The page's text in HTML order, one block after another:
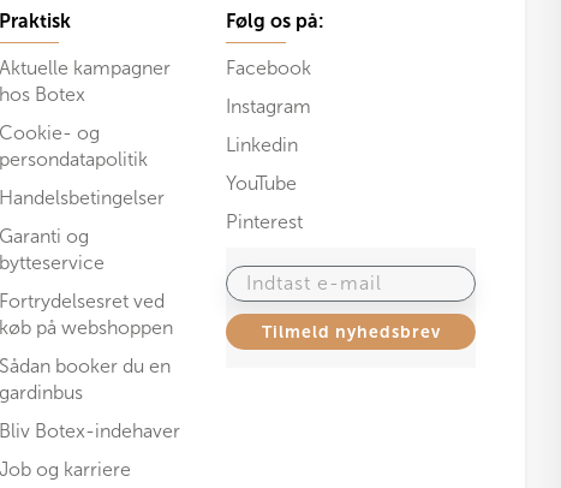
Praktisk
Aktuelle kampagner
hos Botex
Cookie- og
persondatapolitik
Handelsbetingelser
Garanti og
bytteservice
Fortrydelsesret ved
køb på webshoppen
Sådan booker du en
gardinbus
Bliv Botex-indehaver
Job og karriere
Følg os på:
Facebook
Instagram
Linkedin
YouTube
Pinterest
Indtast e-mail
Tilmeld nyhedsbrev